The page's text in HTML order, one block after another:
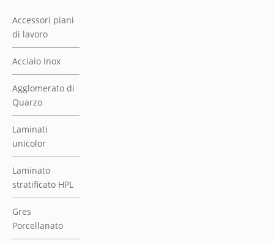
Accessori piani
di lavoro
Acciaio Inox
Agglomerato di
Quarzo
Laminati
unicolor
Laminato
stratificato HPL
Gres
Porcellanato